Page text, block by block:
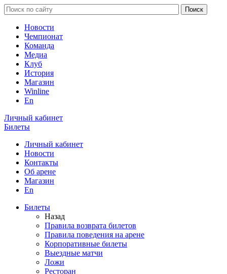
Новости
Чемпионат
Команда
Медиа
Клуб
История
Магазин
Winline
En
Личный кабинет
Билеты
Личный кабинет
Новости
Контакты
Об арене
Магазин
En
Билеты
Назад
Правила возврата билетов
Правила поведения на арене
Корпоративные билеты
Выездные матчи
Ложи
Ресторан